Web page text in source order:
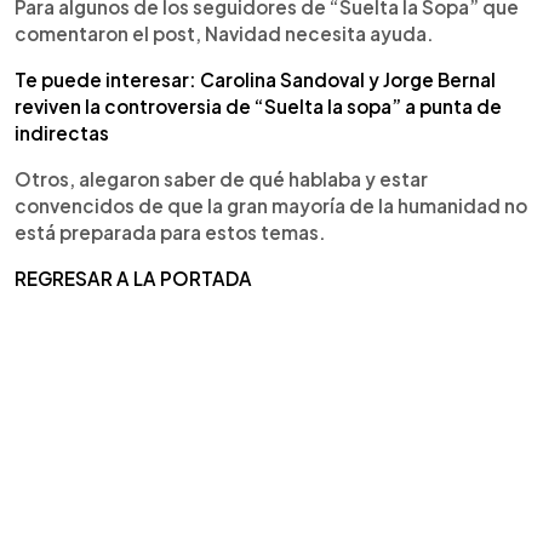
Para algunos de los seguidores de “Suelta la Sopa” que
comentaron el post, Navidad necesita ayuda.
Te puede interesar: Carolina Sandoval y Jorge Bernal
reviven la controversia de “Suelta la sopa” a punta de
indirectas
Otros, alegaron saber de qué hablaba y estar
convencidos de que la gran mayoría de la humanidad no
está preparada para estos temas.
REGRESAR A LA PORTADA